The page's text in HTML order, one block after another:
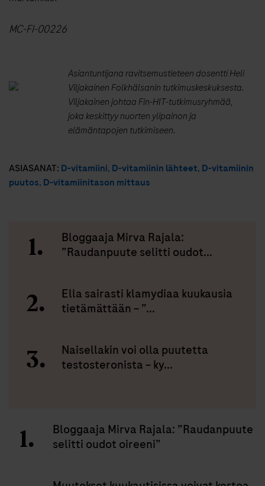
MC-FI-00226
Asiantuntijana ravitsemustieteen dosentti Heli
Viljakainen Folkhälsanin tutkimuskeskuksesta.
Viljakainen johtaa Fin-HIT-tutkimusryhmää,
joka keskittyy nuorten ylipainon ja
elämäntapojen tutkimiseen.
ASIASANAT: D-vitamiini, D-vitamiinin lähteet, D-vitamiinin
puutos, D-vitamiinitason mittaus
Bloggaaja Mirva Rajala:
”Raudanpuute selitti oudot...
Ella sairasti klamydiaa kuukausia
tietämättään – ”...
Naisellakin voi olla puutetta
testosteronista – ky...
Bloggaaja Mirva Rajala: ”Raudanpuute
selitti oudot oireeni”